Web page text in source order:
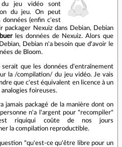
du jeu vidéo sont
du jeu. On peut
(enfin c'est
packager Nexuiz dans Debian, Debian
les données de Nexuiz. Alors que
Debian n'a besoin que d'avoir le
de Bloom.
serait que les données d'entraînement
la /compilation/ du jeu vidéo. Je vais
que c'est équivalent en licence à un
foireuses.
jamais packagé de la manière dont on
n'a l'argent pour "recompiler"
riquiqui coûte de nos jours
la compilation reproductible.
"qu'est-ce qu'être libre pour un